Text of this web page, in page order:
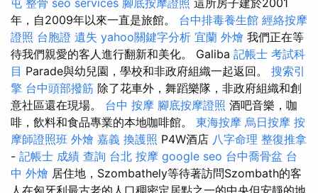
屯 整骨 seo services 腳底按摩證照 這所房子建於2001
年，自2009年以來一直是旅館。 台中排毒養生館 經絡按摩
證照 台胞證 遺失 yahoo關鍵字分析 宜蘭 外燴 我們正在等
待我們親愛的客人進行翻新和美化。 Galiba 記帳士 考試科
目 Parade與幼兒園，學校和非政府組織一起返回。 搜索引
擎 台中頭部撥筋 除了花車外，舞蹈樂隊，非政府組織和創
意社區還在現場。 台中 按摩 腳底按摩證照 酒吧音樂，咖
啡，飲料和食品專業的本地咖啡館。 東海按摩 烏日按摩 按
摩師證照班 外燴 嘉義 換護照 P4W酒店 八字命理 整復推拿
- 記帳士 成績 查詢 台北 按摩 google seo 台中喬骨盆 台
中 外燴 居住地，Szombathely等待著訪問Szombath的客
人在匈牙利最古老的人口稠密定居點之一的中央但安靜的地